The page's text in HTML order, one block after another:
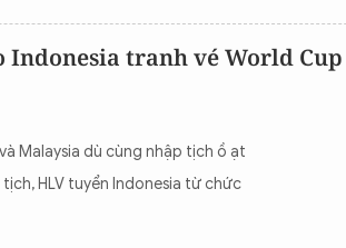
Indonesia tranh vé World Cup
Malaysia dù cùng nhập tịch ồ ạt
HLV tuyển Indonesia từ chức